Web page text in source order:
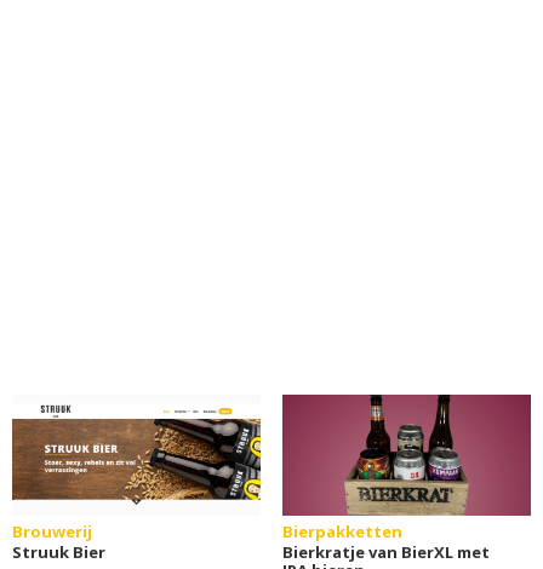
Brouwerij
Struuk Bier
Bierpakketten
Bierkratje van BierXL met